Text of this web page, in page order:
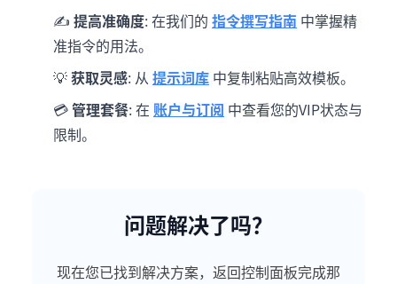
✍️ 提高准确度: 在我们的 指令撰写指南 中掌握精
准指令的用法。
💡获取灵感: 从 提示词库 中复制粘贴高效模板。
💳管理套餐: 在 账户与订阅 中查看您的VIP状态与
限制。
问题解决了吗？
现在您已找到解决方案，返回控制面板完成那